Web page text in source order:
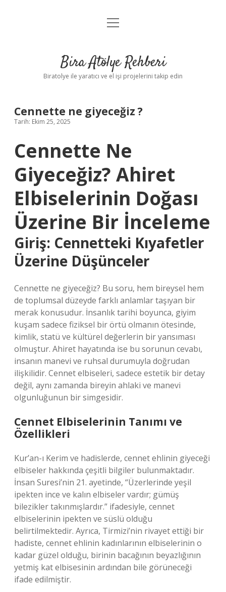
Anasayfa
Yasal Uyarı
menüyü
Bira Atölye Rehberi
Biratolye ile yaratıcı ve el işi projelerini takip edin
Cennette ne giyeceğiz ?
Tarih: Ekim 25, 2025
Cennette Ne
Giyeceğiz? Ahiret
Elbiselerinin Doğası
Üzerine Bir İnceleme
Giriş: Cennetteki Kıyafetler
Üzerine Düşünceler
Cennette ne giyeceğiz? Bu soru, hem bireysel hem
de toplumsal düzeyde farklı anlamlar taşıyan bir
merak konusudur. İnsanlık tarihi boyunca, giyim
kuşam sadece fiziksel bir örtü olmanın ötesinde,
kimlik, statü ve kültürel değerlerin bir yansıması
olmuştur. Ahiret hayatında ise bu sorunun cevabı,
insanın manevi ve ruhsal durumuyla doğrudan
ilişkilidir. Cennet elbiseleri, sadece estetik bir detay
değil, aynı zamanda bireyin ahlaki ve manevi
olgunluğunun bir simgesidir.
Cennet Elbiselerinin Tanımı ve
Özellikleri
Kur’an-ı Kerim ve hadislerde, cennet ehlinin giyeceği
elbiseler hakkında çeşitli bilgiler bulunmaktadır.
İnsan Suresi’nin 21. ayetinde, “Üzerlerinde yeşil
ipekten ince ve kalın elbiseler vardır; gümüş
bilezikler takınmışlardır.” ifadesiyle, cennet
elbiselerinin ipekten ve süslü olduğu
belirtilmektedir. Ayrıca, Tirmizi’nin rivayet ettiği bir
hadiste, cennet ehlinin kadınlarının elbiselerinin o
kadar güzel olduğu, birinin bacağının beyazlığının
yetmiş kat elbisesinin ardından bile görüneceği
ifade edilmiştir.